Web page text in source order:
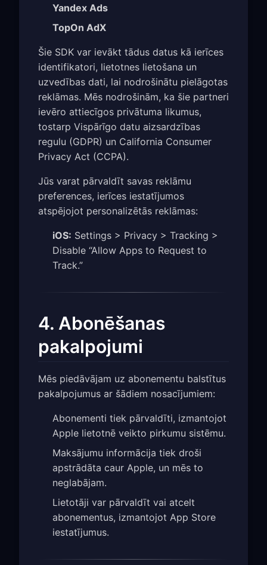
Yandex Ads
TopOn AdX
Šie SDK var ievākt tādus datus kā ierīces
identifikatori, lietotnes lietošana un
uzvedības dati, lai nodrošinātu pielāgotas
reklāmas. Mēs nodrošinām, ka šie partneri
ievēro attiecīgos privātuma likumus,
tostarp Vispārīgo datu aizsardzības
regulu (GDPR) un California Consumer
Privacy Act (CCPA).
Jūs varat pārvaldīt savas reklāmu
preferences, ierīces iestatījumos
atspējojot personalizētās reklāmas:
iOS: Settings > Privacy > Tracking >
Disable “Allow Apps to Request to
Track.”
4. Abonēšanas
pakalpojumi
Mēs piedāvājam uz abonementu balstītus
pakalpojumus ar šādiem nosacījumiem:
Abonementi tiek pārvaldīti, izmantojot
Apple lietotnē veikto pirkumu sistēmu.
Maksājumu informācija tiek droši
apstrādāta caur Apple, un mēs to
neglabājam.
Lietotāji var pārvaldīt vai atcelt
abonementus, izmantojot App Store
iestatījumus.